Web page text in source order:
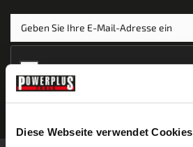
Diese Webseite verwendet Cookies